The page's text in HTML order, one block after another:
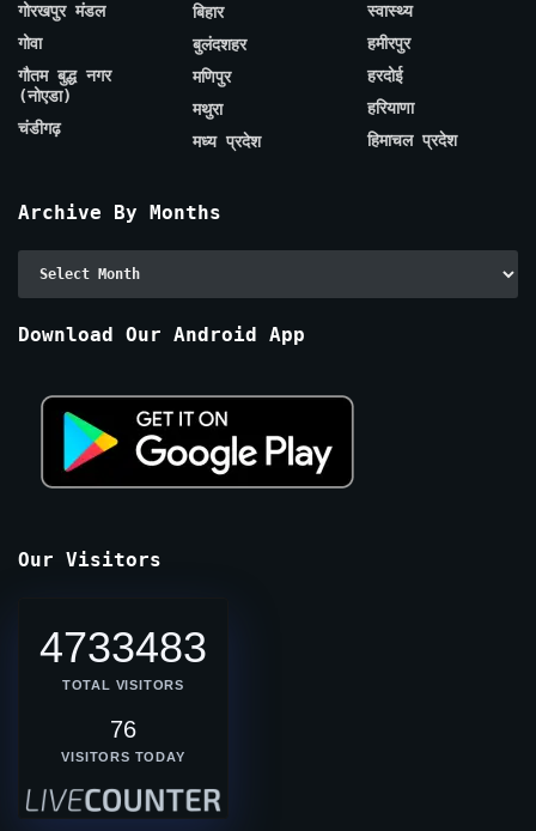
गोरखपुर मंडल
गोवा
गौतम बुद्ध नगर
(नोएडा)
चंडीगढ़
बिहार
बुलंदशहर
मणिपुर
मथुरा
मध्य प्रदेश
स्वास्थ्य
हमीरपुर
हरदोई
हरियाणा
हिमाचल प्रदेश
Archive By Months
Download Our Android App
Our Visitors
4733483
TOTAL VISITORS
76
VISITORS TODAY